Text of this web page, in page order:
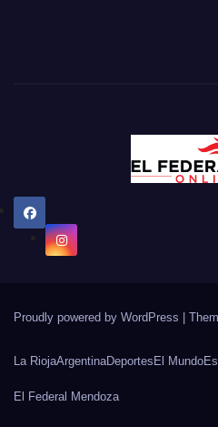
Proudly powered by WordPress
La RiojaArgentinaDeportes El Mundo
El Federal Mendoza